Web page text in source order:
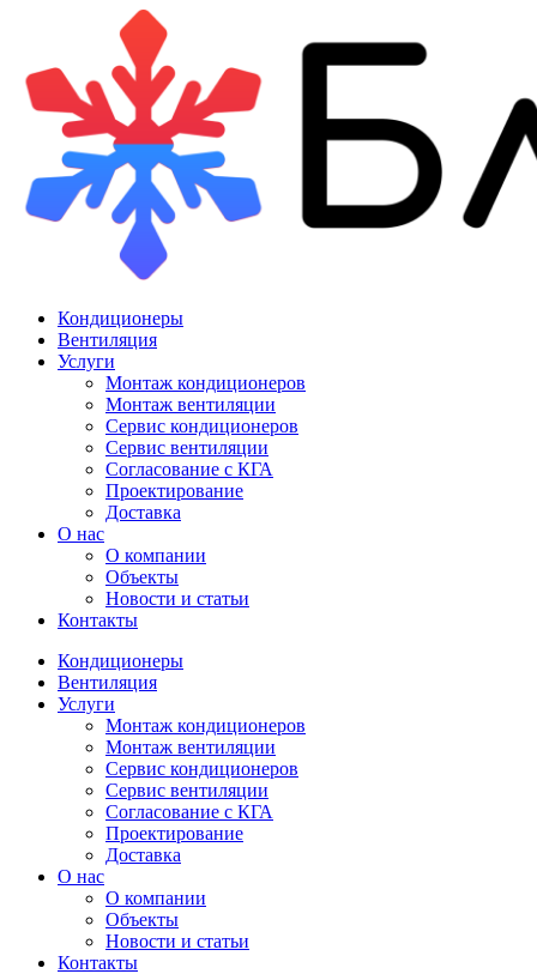
Кондиционеры
Вентиляция
Услуги
Монтаж кондиционеров
Монтаж вентиляции
Сервис кондиционеров
Сервис вентиляции
Согласование с КГА
Проектирование
Доставка
О нас
О компании
Объекты
Новости и статьи
Контакты
Кондиционеры
Вентиляция
Услуги
Монтаж кондиционеров
Монтаж вентиляции
Сервис кондиционеров
Сервис вентиляции
Согласование с КГА
Проектирование
Доставка
О нас
О компании
Объекты
Новости и статьи
Контакты